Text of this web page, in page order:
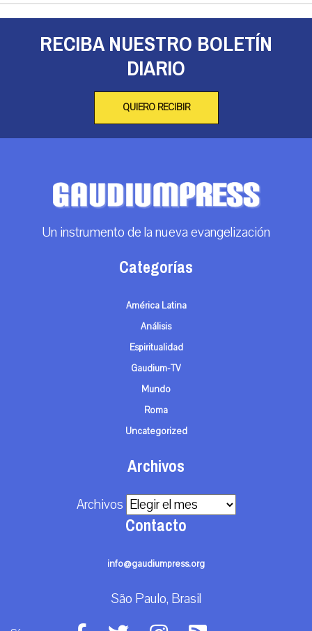
RECIBA NUESTRO BOLETÍN
DIARIO
QUIERO RECIBIR
Un instrumento de la nueva evangelización
Categorías
América Latina
Análisis
Espiritualidad
Gaudium-TV
Mundo
Roma
Uncategorized
Archivos
Archivos
Contacto
info@gaudiumpress.org
São Paulo, Brasil